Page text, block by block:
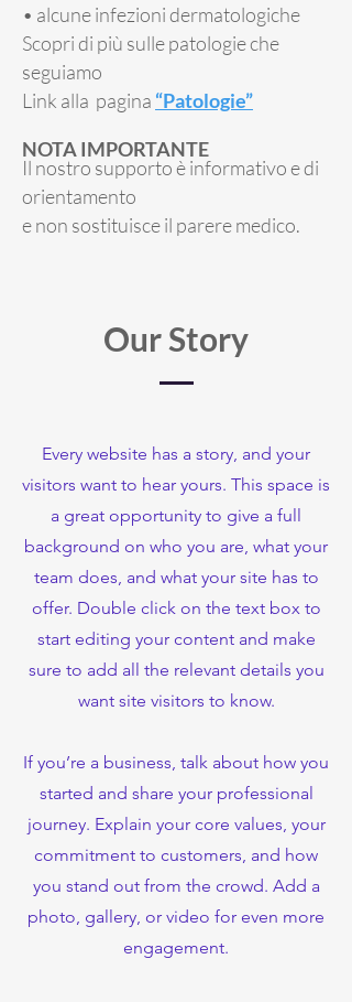
• alcune infezioni dermatologiche
Scopri di più sulle patologie che
seguiamo
Link alla pagina “Patologie”
NOTA IMPORTANTE
Il nostro supporto è informativo e di
orientamento
e non sostituisce il parere medico.
Our Story
Every website has a story, and your
visitors want to hear yours. This space is
a great opportunity to give a full
background on who you are, what your
team does, and what your site has to
offer. Double click on the text box to
start editing your content and make
sure to add all the relevant details you
want site visitors to know.
If you’re a business, talk about how you
started and share your professional
journey. Explain your core values, your
commitment to customers, and how
you stand out from the crowd. Add a
photo, gallery, or video for even more
engagement.